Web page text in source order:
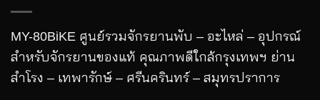
MY-80BiKE ศูนย์รวมจักรยานพับ – อะไหล่ – อุปกรณ์
สำหรับจักรยานของแท้ คุณภาพดีใกล้กรุงเทพฯ ย่าน
สำโรง – เทพารักษ์ – ศรีนครินทร์ – สมุทรปราการ